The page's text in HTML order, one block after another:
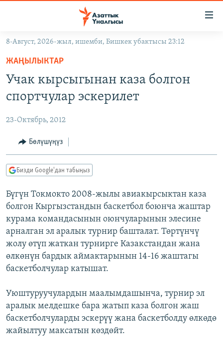
Навигацияга
өтүңүз
Издөөгө
салыңызКЫРГЫЗСТАН
ЭКОНОМИКА
МАДАНИЯТ
БОРБОР АЗИЯ
УКРАИНА
АТАЙЫН ИЛИКТӨӨ
ТВ ПРОГРАММАЛАР
ЭКСПЕРТТЕР ТАЛДАЙТ
БИЗ ЖАНА ДҮЙНӨ
ЭЖЕ-СИҢДИЛЕР
АЗАТТЫК+
ЫҢГАЙСЫЗ СУРООЛОР
ӨЗГӨЧӨ ПИКИР
Русский
ОНЛАЙН ШЕРИНЕ
ЭЕ/АРнун бардык сайттары
8-Август, 2026-жыл, ишемби, Бишкек убактысы 23:12
ЖАҢЫЛЫКТАР
Учак кырсыгынан каза болгон
спортчулар эскерилет
23-Октябрь, 2012
Бөлүшүңүз
Бизди Google'дан табыңыз
Бүгүн Токмокто 2008-жылы авиакырсыктан каза
болгон Кыргызстандын баскетбол боюнча жаштар
курама командасынын оюнчуларынын элесине
арналган эл аралык турнир башталат. Төртүнчү
жолу өтүп жаткан турнирге Казакстандан жана
өлкөнүн бардык аймактарынын 14-16 жаштагы
баскетболчулар катышат.
Уюштуруучулардын маалымдашынча, турнир эл
аралык мелдешке бара жатып каза болгон жаш
баскетболчуларды эскерүү жана баскетболду өлкөдө
жайылтуу максатын көздөйт.